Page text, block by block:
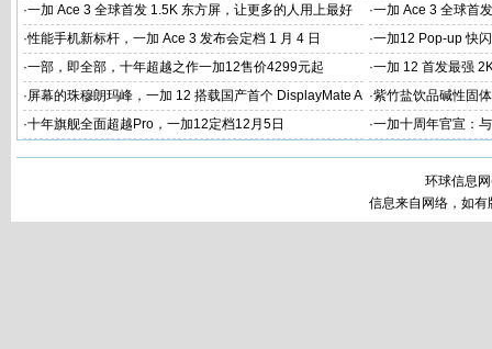
验
家
·一加 Ace 3 全球首发 1.5K 东方屏，让更多的人用上最好
的屏幕
·一加 Ace 3 全球首
屏幕体验
·性能手机新标杆，一加 Ace 3 发布会定档 1 月 4 日 ·一加12 Pop-up 快
·一部，即全部，十年超越之作一加12售价4299元起 ·一加 12 首发最强
·屏幕的珠穆朗玛峰，一加 12 搭载国产首个 DisplayMate A
+ 2K 东方屏
·紫竹盐饮品碱性固
工
·十年旗舰全面超越Pro，一加12定档12月5日 ·一加十周年官宣：
环球信息
信息来自网络，如